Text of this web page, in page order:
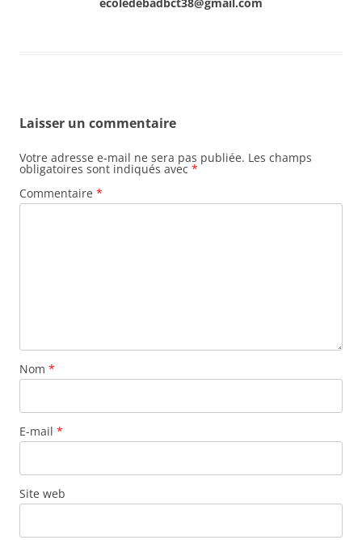
Laisser un commentaire
Votre adresse e-mail ne sera pas publiée. Les champs
obligatoires sont indiqués avec *
Commentaire *
Nom *
E-mail *
Site web